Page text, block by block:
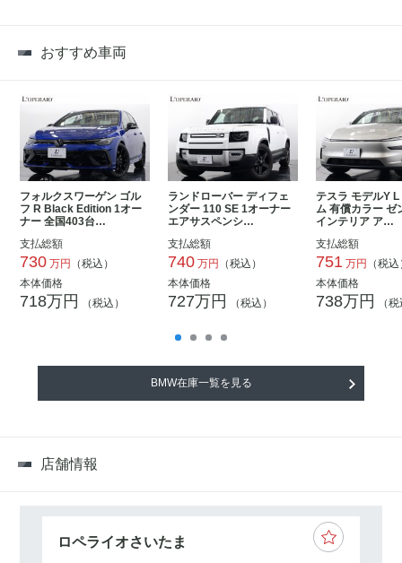
おすすめ車両
フォルクスワーゲン ゴル
フ R Black Edition 1オー
ナー 全国403台…
支払総額
730 万円
（税込）
本体価格
718万円 （税込）
ランドローバー ディフェ
ンダー 110 SE 1オーナー
エアサスペンシ…
支払総額
740 万円
（税込）
本体価格
727万円 （税込）
テスラ モデルY
ム 有償カラー ゼ
インテリア ア…
支払総額
751 万円
（税
本体価格
738万円 （
BMW在庫一覧を見る
店舗情報
ロペライオさいたま